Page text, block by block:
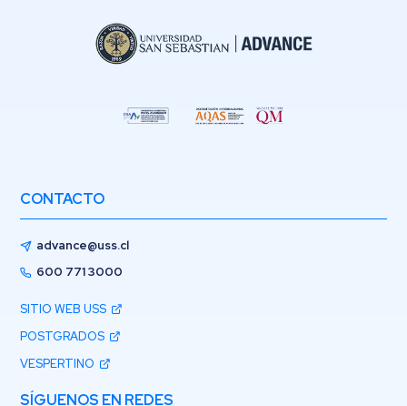
CONTACTO
advance@uss.cl
600 771 3000
SITIO WEB USS
POSTGRADOS
VESPERTINO
SÍGUENOS EN REDES